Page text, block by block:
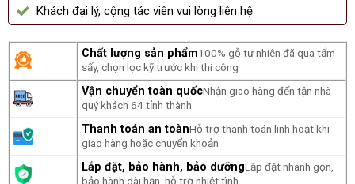
Khách đại lý, cộng tác viên vui lòng liên hệ
Chất lượng sản phẩm100% gỗ tự nhiên đã qua tẩm
sấy, chọn lọc kỹ trước khi thi công
Vận chuyển toàn quốcNhận giao hàng đến tận nhà
quý khách 64 tỉnh thành
Thanh toán an toànHỗ trợ thanh toán linh hoạt khi
giao hàng hoặc chuyển khoản
Lắp đặt, bảo hành, bảo dưỡngLắp đặt nhanh gọn,
bảo hành dài hạn, hỗ trợ nhiệt tình